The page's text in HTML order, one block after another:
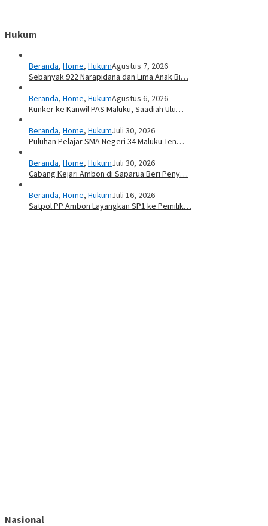
Hukum
Beranda, Home, HukumAgustus 7, 2026
Sebanyak 922 Narapidana dan Lima Anak Bi…
Beranda, Home, HukumAgustus 6, 2026
Kunker ke Kanwil PAS Maluku, Saadiah Ulu…
Beranda, Home, HukumJuli 30, 2026
Puluhan Pelajar SMA Negeri 34 Maluku Ten…
Beranda, Home, HukumJuli 30, 2026
Cabang Kejari Ambon di Saparua Beri Peny…
Beranda, Home, HukumJuli 16, 2026
Satpol PP Ambon Layangkan SP1 ke Pemilik…
Nasional